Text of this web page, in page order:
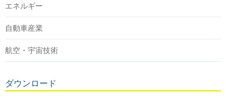
エネルギー
自動車産業
航空・宇宙技術
ダウンロード